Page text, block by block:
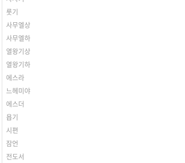
룻기
사무엘상
사무엘하
열왕기상
열왕기하
에스라
느헤미야
에스더
욥기
시편
잠언
전도서